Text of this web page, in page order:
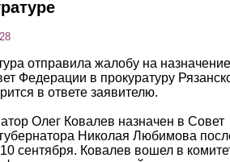
отправила жалобу на назначение
Федерации в прокуратуру
в ответе заявителю.
Олег Ковалев назначен в Совет
Николая Любимова
сентября. Ковалев вошел в